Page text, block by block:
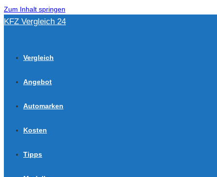
Zum Inhalt springen
KFZ Vergleich 24
Vergleich
Angebot
Automarken
Kosten
Tipps